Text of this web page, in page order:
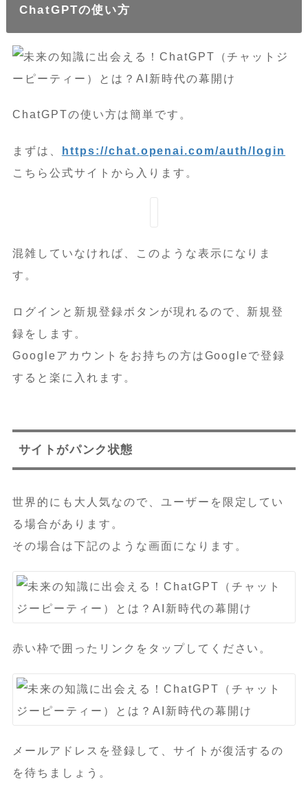
ChatGPTの使い方
ChatGPTの使い方は簡単です。
まずは、 https://chat.openai.com/auth/login
こちら公式サイトから入ります。
混雑していなければ、このような表示になりま
す。
ログインと新規登録ボタンが現れるので、新規登
録をします。
Googleアカウントをお持ちの方はGoogleで登録
すると楽に入れます。
サイトがパンク状態
世界的にも大人気なので、ユーザーを限定してい
る場合があります。
その場合は下記のような画面になります。
赤い枠で囲ったリンクをタップしてください。
メールアドレスを登録して、サイトが復活するの
を待ちましょう。